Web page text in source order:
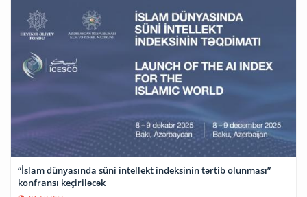
“İslam dünyasında süni intellekt indeksinin tərtib olunması”
konfransı keçiriləcək